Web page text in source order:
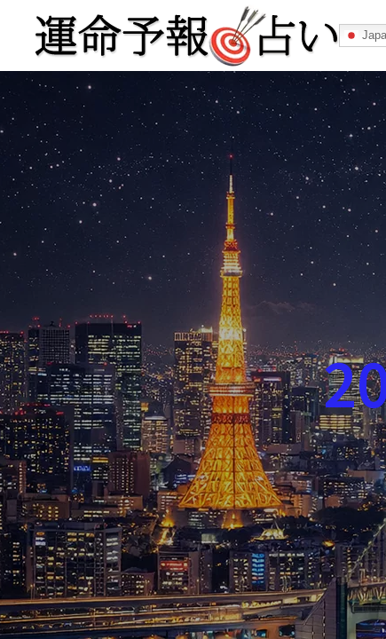
運命予報占い
運命予報占いとは あなたの
記事カテゴリー
ブログ お知らせ
スポーツ 競馬
テニス四大大会・五輪